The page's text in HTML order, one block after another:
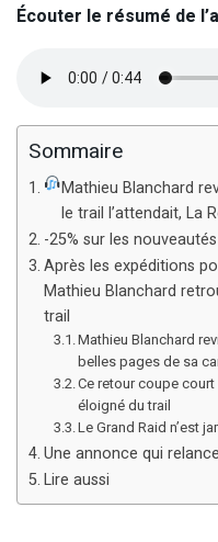
Écouter le résumé de
Sommaire
Mathieu Blanchard
le trail l’attendait, La
-25% sur les
Après les expéditions
Mathieu Blanchard
trail
Mathieu Blanchard
belles pages de sa
Ce retour coupe court
éloigné du trail
Le Grand Raid n’est
Une annonce qui
Lire aussi